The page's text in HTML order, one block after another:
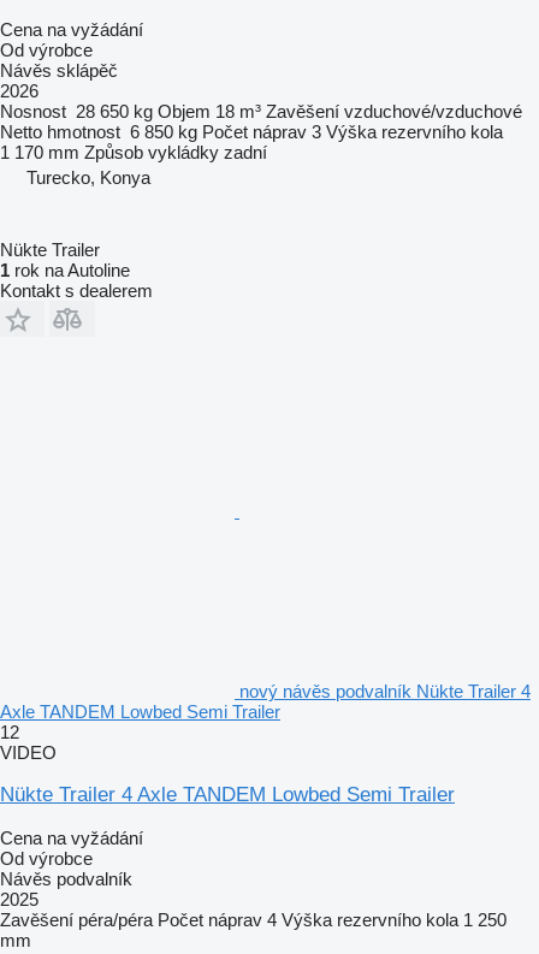
Cena na vyžádání
Od výrobce
Návěs sklápěč
2026
Nosnost 28 650 kg Objem 18 m³ Zavěšení vzduchové/vzduchové
Netto hmotnost 6 850 kg Počet náprav 3 Výška rezervního kola
1 170 mm Způsob vykládky zadní
Turecko, Konya
Nükte Trailer
1 rok na Autoline
Kontakt s dealerem
nový návěs podvalník Nükte Trailer 4
Axle TANDEM Lowbed Semi Trailer
12
VIDEO
Nükte Trailer 4 Axle TANDEM Lowbed Semi Trailer
Cena na vyžádání
Od výrobce
Návěs podvalník
2025
Zavěšení péra/péra Počet náprav 4 Výška rezervního kola 1 250
mm